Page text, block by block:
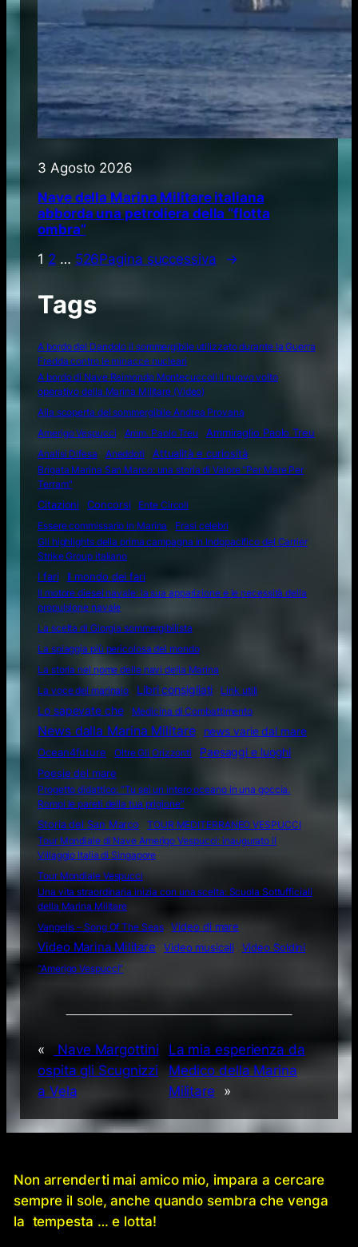
3 Agosto 2026
Nave della Marina Militare italiana
abborda una petroliera della “flotta
ombra”
1 2 … 526Pagina successiva →
Tags
A bordo del Dandolo il sommergibile utilizzato durante la Guerra
Fredda contro le minacce nucleari
A bordo di Nave Raimondo Montecuccoli il nuovo volto
operativo della Marina Militare (Video)
Alla scoperta del sommergibile Andrea Provana
Amerigo Vespucci
Amm. Paolo Treu
Ammiraglio Paolo Treu
Analisi Difesa
Aneddoti Attualità e curiosità
Brigata Marina San Marco: una storia di Valore "Per Mare Per
Terram"
Citazioni
Concorsi
Ente Circoli
Essere commissario in Marina
Frasi celebri
Gli highlights della prima campagna in Indopacifico del Carrier
Strike Group italiano
I fari
Il mondo dei fari
Il motore diesel navale: la sua apparizione e le necessità della
propulsione navale
La scelta di Giorgia sommergibilista
La spiaggia più pericolosa del mondo
La storia nel nome delle navi della Marina
La voce del marinaio
Libri consigliati Link utili
Lo sapevate che Medicina di Combattimento
News dalla Marina Militare
news varie dal mare
Ocean4future
Oltre Gli Orizzonti
Paesaggi e luoghi
Poesie del mare
Progetto didattico: “Tu sei un intero oceano in una goccia.
Rompi le pareti della tua prigione”
Storia del San Marco
TOUR MEDITERRANEO VESPUCCI
Tour Mondiale di Nave Amerigo Vespucci: inaugurato il
Villaggio Italia di Singapore
Tour Mondiale Vespucci
Una vita straordinaria inizia con una scelta: Scuola Sottufficiali
della Marina Militare
Vangelis – Song Of The Seas
Video di mare
Video Marina Militare Video musicali
Video Soldini
“Amerigo Vespucci”
«
Nave Margottini
ospita gli Scugnizzi
a Vela
La mia esperienza da
Medico della Marina
Militare
»
Non arrenderti mai amico mio, impara a cercare
sempre il sole, anche quando sembra che venga
la tempesta … e lotta!